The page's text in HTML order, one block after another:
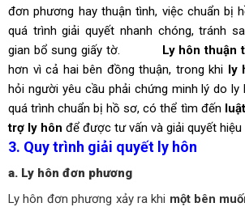
đơn phương hay thuận tình, việc chuẩn bị
quá trình giải quyết nhanh chóng, tránh
gian bổ sung giấy tờ.
Ly hôn thuận
hơn vì cả hai bên đồng thuận, trong khi ly
hỏi người yêu cầu phải chứng minh lý do ly
quá trình chuẩn bị hồ sơ, có thể tìm đến
trợ ly hôn để được tư vấn và giải quyết hiệu
3. Quy trình giải quyết ly hôn
a. Ly hôn đơn phương
Ly hôn đơn phương xảy ra khi một bên